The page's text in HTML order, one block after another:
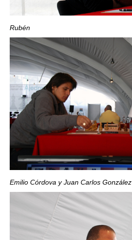
Rubén
Emilio Córdova y Juan Carlos González